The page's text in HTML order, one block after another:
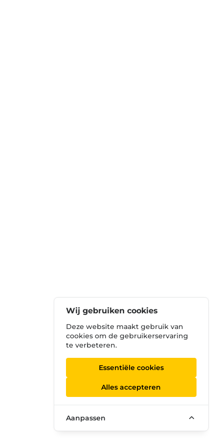
Wij gebruiken cookies
Deze website maakt gebruik van
cookies om de gebruikerservaring
te verbeteren.
Essentiële cookies
Alles accepteren
Aanpassen